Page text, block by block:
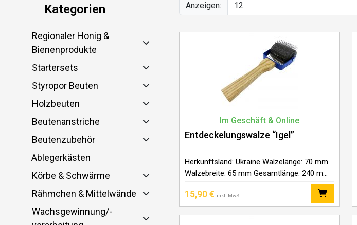
Kategorien
Regionaler Honig &
Bienenprodukte
Startersets
Styropor Beuten
Holzbeuten
Beutenanstriche
Beutenzubehör
Ablegerkästen
Körbe & Schwärme
Rähmchen & Mittelwände
Wachsgewinnung/-
Anzeigen:
Im Geschäft & Online
Entdeckelungswalze “Igel”
Herkunftsland: Ukraine Walzelänge: 70 mm
Walzebreite: 65 mm Gesamtlänge: 240 mm
Nadeln: Edelstahl Halterung: Schwarzer
Stahl mit Polymerbeschichtung Griff:
Eschenholz, Eichenholz
15,90€ inkl. MwSt.